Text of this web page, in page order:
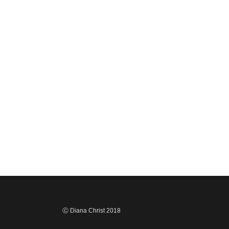
Ⓒ Diana Christ 2018